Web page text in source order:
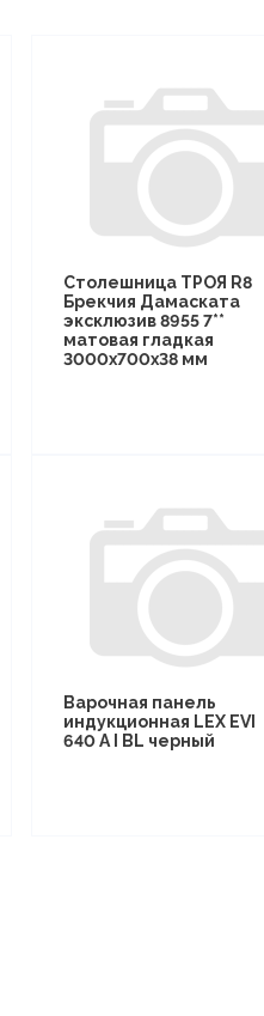
Столешница ТРОЯ R8
Брекчия Дамаската
эксклюзив 8955 7**
матовая гладкая
3000х700х38 мм
Варочная панель
индукционная LEX EVI
640 A I BL черный